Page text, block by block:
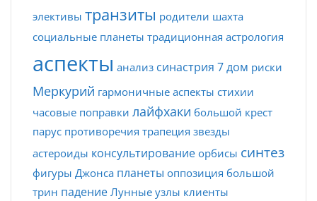
элективы транзиты родители шахта
социальные планеты традиционная астрология
аспекты анализ синастрия 7 дом риски
Меркурий гармоничные аспекты стихии
часовые поправки лайфхаки большой крест
парус противоречия трапеция звезды
астероиды консультирование орбисы синтез
фигуры Джонса планеты оппозиция большой
трин падение Лунные узлы клиенты